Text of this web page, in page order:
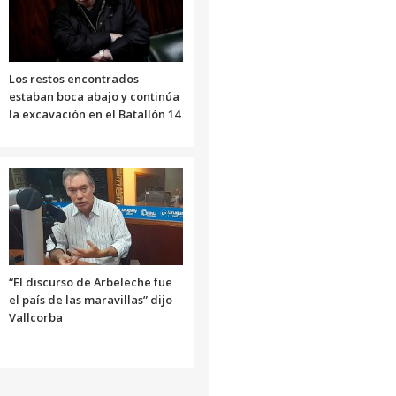
disminuir
el
volumen.
Los restos encontrados
estaban boca abajo y continúa
la excavación en el Batallón 14
“El discurso de Arbeleche fue
el país de las maravillas” dijo
Vallcorba